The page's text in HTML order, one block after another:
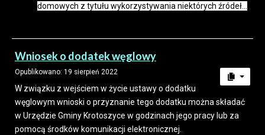
domowych z tytułu wykorzystywania niektórych źródeł...
Wniosek o dodatek węglowy
Opublikowano: 19 sierpień 2022
W związku z wejściem w życie ustawy o dodatku
węglowym wnioski o przyznanie tego dodatku można składać
w Urzędzie Gminy Krotoszyce w godzinach jego pracy lub za
pomocą środków komunikacji elektronicznej.